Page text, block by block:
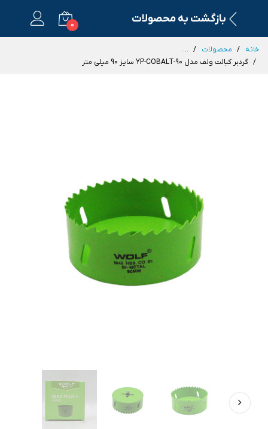
بازگشت به محصولات 0
خانه محصولات
...
گردبر کبالت ولف مدل YP-COBALT-90 سایز 90 میلی متر